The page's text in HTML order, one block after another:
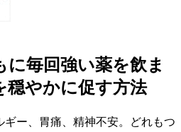
毎回強い薬を飲ま
やかに促す方法
ー、胃痛、精神不安。どれもつ